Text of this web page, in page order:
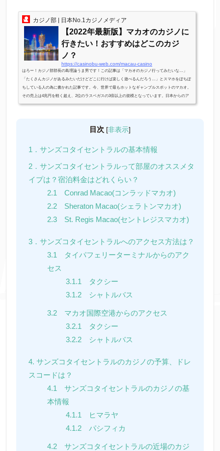
カジノ部 | 日本No.1カジノメディア
【2022年最新版】マカオのカジノに
行きたい！おすすめはどこのカジ
ノ？
https://casinobu-web.com/macau-casino
はろー！カジノ部部長の島理論うま男です！この記事は「マカオのカジノ行ってみたいな…」
「たくさんカジノがあるみたいだけどどこに行けば楽しく遊べるんだろう…」とスマホをぽちぽ
ちしている人の為に書かれた記事です。今、世界で最もホットなギャンブルスポットのマカオ。
その売上は4兆円を軽く超え、2位のラスベガスの3倍以上の規模となっています。日本からのア
クセスも飛行機で直行便が出ており、5時間少々で到着できます。カジノデビューを考えている
目次 [非表示]
1．サンズコタイセントラルの基本情報
2．サンズコタイセントラルって部屋のオススメタ
イプは？宿泊料金はどれくらい？
2.1 Conrad Macao(コンラッドマカオ)
2.2 Sheraton Macao(シェラトンマカオ)
2.3 St. Regis Macao(セントレジスマカオ)
3．サンズコタイセントラルへのアクセス方法は？
3.1 タイパフェリーターミナルからのアク
セス
3.1.1 タクシー
3.1.2 シャトルバス
3.2 マカオ国際空港からのアクセス
3.2.1 タクシー
3.2.2 シャトルバス
4. サンズコタイセントラルのカジノの予算、ドレ
スコードは？
4.1 サンズコタイセントラルのカジノの基
本情報
4.1.1 ヒマラヤ
4.1.2 パシフィカ
4.2 サンズコタイセントラルの近場のカジ